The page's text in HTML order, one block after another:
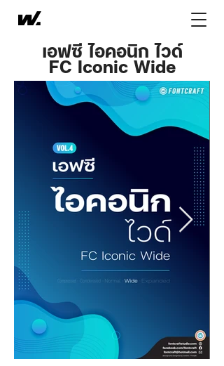
เอฟซี ไอคอนิก ไวด์
FC Iconic Wide